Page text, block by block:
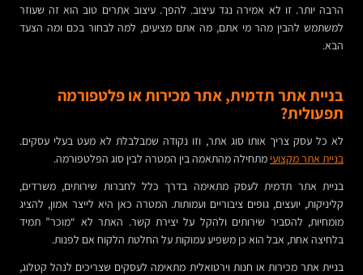
הרבה יותר. זו לא אמירה נגד עיצוב. להפך. עיצוב אתרים טוב הוא זה שעוזר
למשתמש להבין מהר מי אתם, מה אתם מציעים, למה לבחור בכם ומה הצעד
הבא.
בניית אתר תדמית, אתר מכירות או פלטפורמה
תפעולית?
לא כל עסק צריך אותו סוג אתר, וזו נקודה שמבלבלת לא מעט בעלי עסקים.
בניית אתר מקצועי מתחילה מהתאמה בין המטרה לבין סוג הפלטפורמה.
בניית אתר תדמית לעסק מתאימה בדרך כלל לחברות שירותים, משרדים,
קליניקות, יועצים, גופים ציבוריים ועמותות. המטרה כאן היא לייצר אמון, להציג
מומחיות, להסביר שירותים ולהקל על יצירת קשר. האתר לא “מוכר” תמיד
בלחיצה אחת, אבל הוא כן משפיע עמוקות על החלטת הלקוח אם לפנות.
בניית אתר מכירות או חנות וירטואלית מתאימה לעסקים שצריכים לנהל קטלוג,